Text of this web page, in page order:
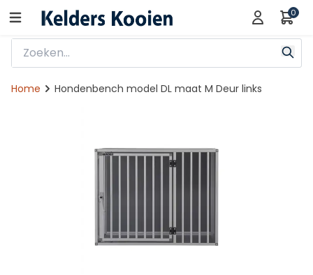
0
Home Hondenbench model DL maat M Deur links